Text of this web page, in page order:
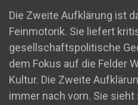
Die Zweite Aufklärung ist
Feinmotorik. Sie liefert
gesellschaftspolitische
dem Fokus auf die Felder
Kultur. Die Zweite
immer nach vorn. Sie